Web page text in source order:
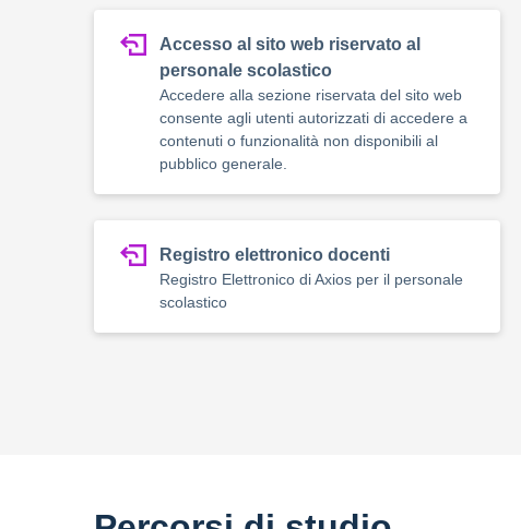
Accesso al sito web riservato al
personale scolastico
Accedere alla sezione riservata del sito web
consente agli utenti autorizzati di accedere a
contenuti o funzionalità non disponibili al
pubblico generale.
Registro elettronico docenti
Registro Elettronico di Axios per il personale
scolastico